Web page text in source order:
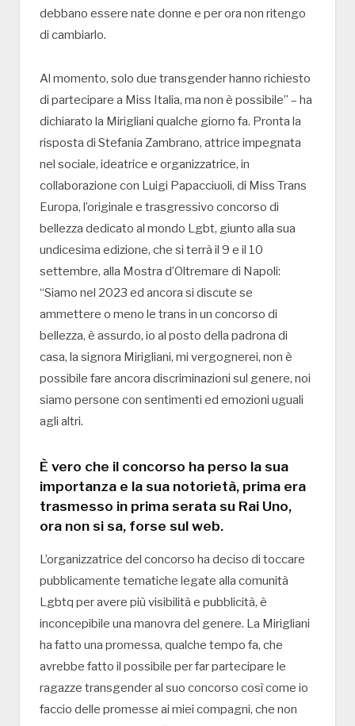
debbano essere nate donne e per ora non ritengo
di cambiarlo.
Al momento, solo due transgender hanno richiesto
di partecipare a Miss Italia, ma non è possibile” – ha
dichiarato la Mirigliani qualche giorno fa. Pronta la
risposta di Stefania Zambrano, attrice impegnata
nel sociale, ideatrice e organizzatrice, in
collaborazione con Luigi Papacciuoli, di Miss Trans
Europa, l’originale e trasgressivo concorso di
bellezza dedicato al mondo Lgbt, giunto alla sua
undicesima edizione, che si terrà il 9 e il 10
settembre, alla Mostra d’Oltremare di Napoli:
“Siamo nel 2023 ed ancora si discute se
ammettere o meno le trans in un concorso di
bellezza, è assurdo, io al posto della padrona di
casa, la signora Mirigliani, mi vergognerei, non è
possibile fare ancora discriminazioni sul genere, noi
siamo persone con sentimenti ed emozioni uguali
agli altri.
È vero che il concorso ha perso la sua
importanza e la sua notorietà, prima era
trasmesso in prima serata su Rai Uno,
ora non si sa, forse sul web.
L’organizzatrice del concorso ha deciso di toccare
pubblicamente tematiche legate alla comunità
Lgbtq per avere più visibilità e pubblicità, è
inconcepibile una manovra del genere. La Mirigliani
ha fatto una promessa, qualche tempo fa, che
avrebbe fatto il possibile per far partecipare le
ragazze transgender al suo concorso così come io
faccio delle promesse ai miei compagni, che non